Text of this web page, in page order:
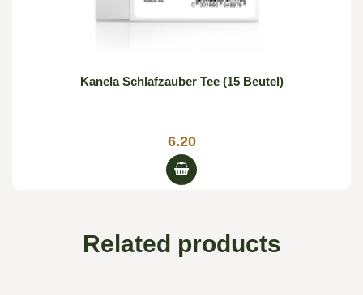
Kanela Schlafzauber Tee (15 Beutel)
6.20
Related products